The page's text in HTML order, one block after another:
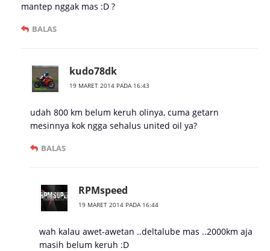
mantep nggak mas :D ?
BALAS
kudo78dk
19 MARET 2014 PADA 16:43
udah 800 km belum keruh olinya, cuma getarn
mesinnya kok ngga sehalus united oil ya?
BALAS
RPMspeed
19 MARET 2014 PADA 16:44
wah kalau awet-awetan ..deltalube mas ..2000km aja
masih belum keruh :D